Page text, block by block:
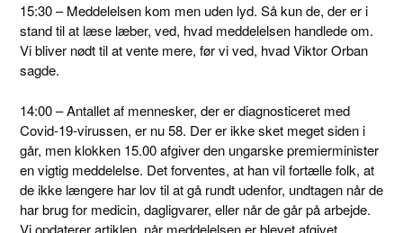
15:30 – Meddelelsen kom men uden lyd. Så kun de, der er i
stand til at læse læber, ved, hvad meddelelsen handlede om.
Vi bliver nødt til at vente mere, før vi ved, hvad Viktor Orban
sagde.
14:00 – Antallet af mennesker, der er diagnosticeret med
Covid-19-virussen, er nu 58. Der er ikke sket meget siden i
går, men klokken 15.00 afgiver den ungarske premierminister
en vigtig meddelelse. Det forventes, at han vil fortælle folk, at
de ikke længere har lov til at gå rundt udenfor, undtagen når de
har brug for medicin, dagligvarer, eller når de går på arbejde.
Vi opdaterer artiklen, når meddelelsen er blevet afgivet.